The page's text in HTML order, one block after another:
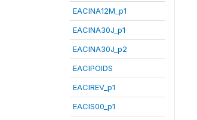
EACINA12M_p1
EACINA30J_p1
EACINA30J_p2
EACIPOIDS
EACIREV_p1
EACIS00_p1